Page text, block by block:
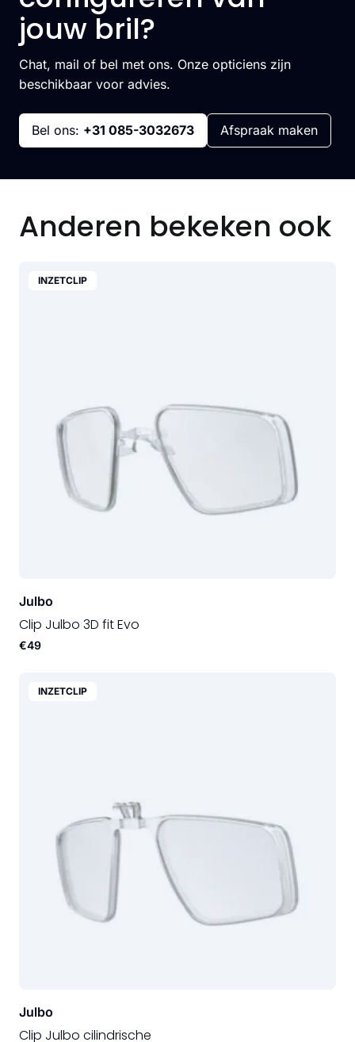
jouw bril?
Chat, mail of bel met ons. Onze opticiens zijn
beschikbaar voor advies.
Bel ons: +31 085-3032673 Afspraak maken
Anderen bekeken ook
INZETCLIP
Julbo
Clip Julbo 3D fit Evo
€49
INZETCLIP
Julbo
Clip Julbo cilindrische